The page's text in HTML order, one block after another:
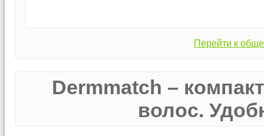
Перейти к
Dermmatch –
волос.